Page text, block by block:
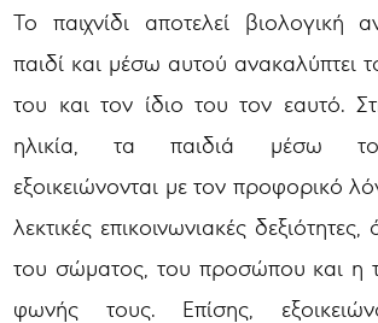
Το παιχνίδι αποτελεί βιολογική
παιδί και μέσω αυτού ανακαλύπτει
του και τον ίδιο του τον εαυτό.
ηλικία, τα παιδιά μέσω του
εξοικειώνονται με τον προφορικό
λεκτικές επικοινωνιακές
του σώματος, του προσώπου και η
φωνής τους. Επίσης,